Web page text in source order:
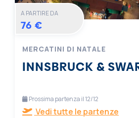
A PARTIRE DA
76 €
MERCATINI DI NATALE
INNSBRUCK &
Prossima partenza il 12/12
Vedi tutte le partenze